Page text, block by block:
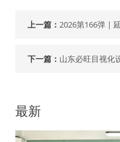
上一篇： 2026第166弹 |
下一篇： 山东必旺目视化
最新